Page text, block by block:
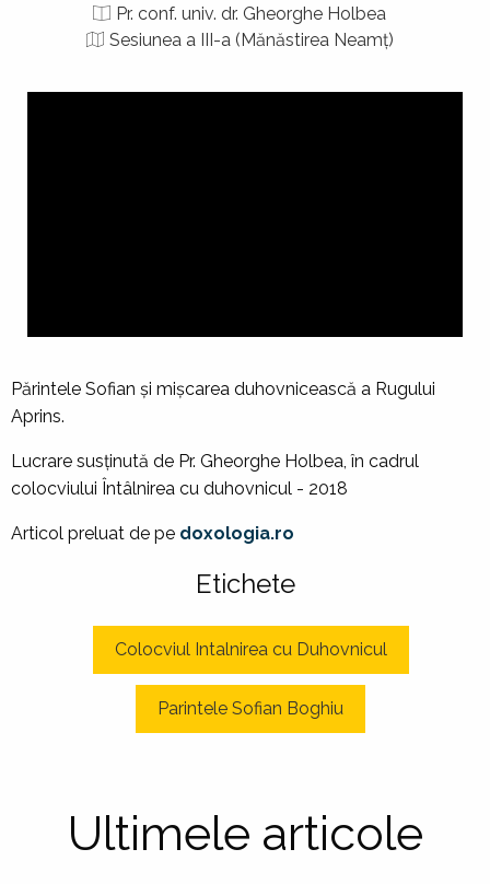
Pr. conf. univ. dr. Gheorghe Holbea
Sesiunea a III-a (Mănăstirea Neamț)
Părintele Sofian şi mişcarea duhovnicească a Rugului
Aprins.
Lucrare susținută de Pr. Gheorghe Holbea, în cadrul
colocviului Întâlnirea cu duhovnicul - 2018
Articol preluat de pe doxologia.ro
Etichete
Colocviul Intalnirea cu Duhovnicul
Parintele Sofian Boghiu
Ultimele articole